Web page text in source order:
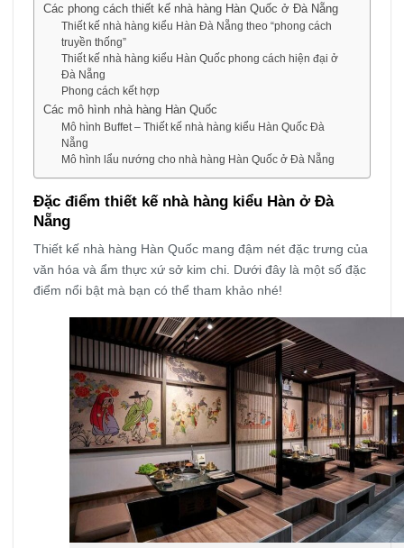
Các phong cách thiết kế nhà hàng Hàn Quốc ở Đà Nẵng
Thiết kế nhà hàng kiểu Hàn Đà Nẵng theo “phong cách
truyền thống”
Thiết kế nhà hàng kiểu Hàn Quốc phong cách hiện đại ở
Đà Nẵng
Phong cách kết hợp
Các mô hình nhà hàng Hàn Quốc
Mô hình Buffet – Thiết kế nhà hàng kiểu Hàn Quốc Đà
Nẵng
Mô hình lẩu nướng cho nhà hàng Hàn Quốc ở Đà Nẵng
Đặc điểm thiết kế nhà hàng kiểu Hàn ở Đà
Nẵng
Thiết kế nhà hàng Hàn Quốc mang đậm nét đặc trưng của
văn hóa và ẩm thực xứ sở kim chi. Dưới đây là một số đặc
điểm nổi bật mà bạn có thể tham khảo nhé!